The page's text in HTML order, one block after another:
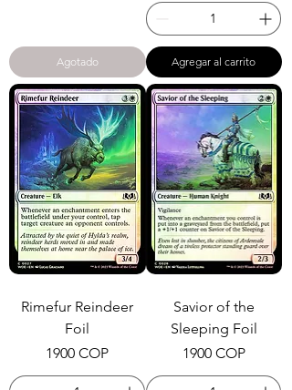
Agotado Agregar al carrito
Rimefur Reindeer
Foil
Precio
1900 COP
Savior of the
Sleeping Foil
Precio
1900 COP